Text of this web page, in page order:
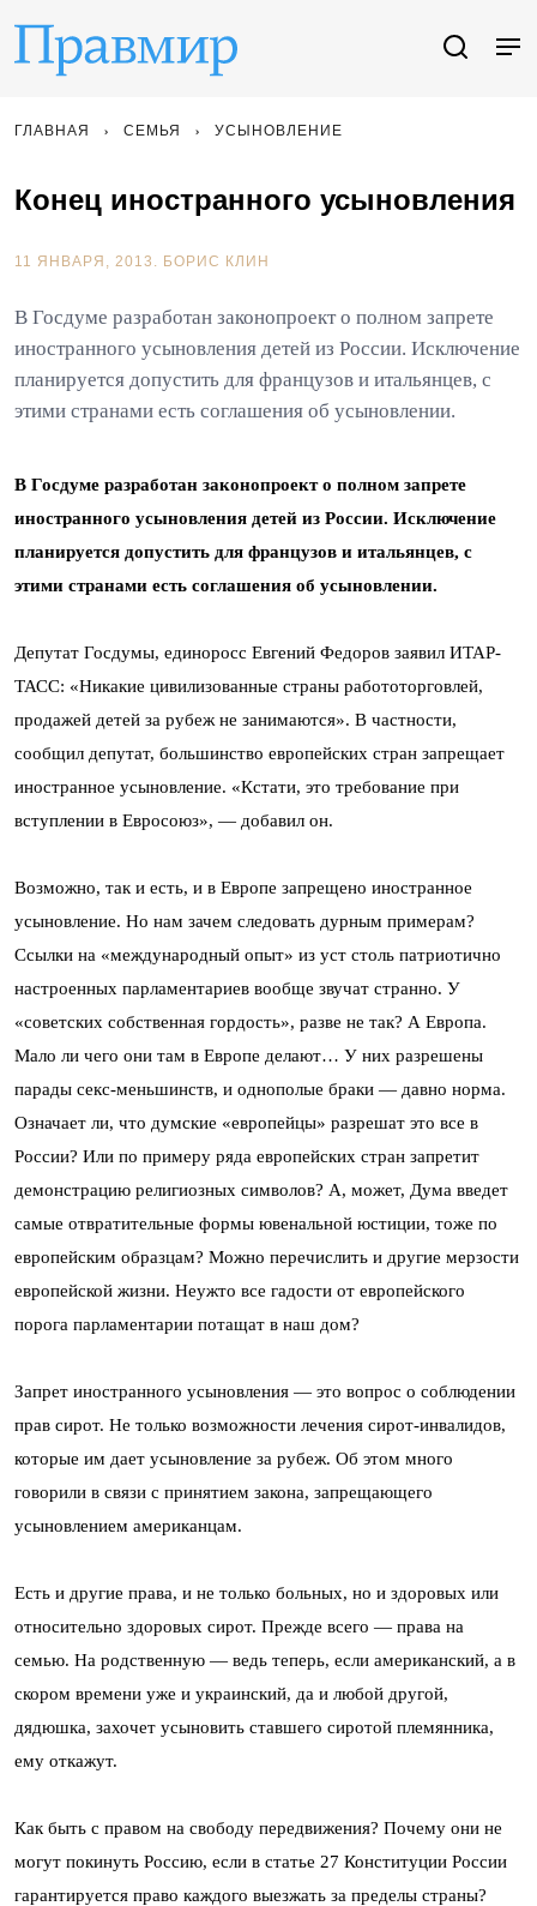
ГЛАВНАЯ СЕМЬЯ УСЫНОВЛЕНИЕ
Конец иностранного усыновления
11 ЯНВАРЯ, 2013. БОРИС КЛИН
В Госдуме разработан законопроект о полном запрете
иностранного усыновления детей из России. Исключение
планируется допустить для французов и итальянцев, с
этими странами есть соглашения об усыновлении.
В Госдуме разработан законопроект о полном запрете
иностранного усыновления детей из России. Исключение
планируется допустить для французов и итальянцев, с
этими странами есть соглашения об усыновлении.
Депутат Госдумы, единоросс Евгений Федоров заявил ИТАР-
ТАСС: «Никакие цивилизованные страны работоторговлей,
продажей детей за рубеж не занимаются». В частности,
сообщил депутат, большинство европейских стран запрещает
иностранное усыновление. «Кстати, это требование при
вступлении в Евросоюз», — добавил он.
Возможно, так и есть, и в Европе запрещено иностранное
усыновление. Но нам зачем следовать дурным примерам?
Ссылки на «международный опыт» из уст столь патриотично
настроенных парламентариев вообще звучат странно. У
«советских собственная гордость», разве не так? А Европа.
Мало ли чего они там в Европе делают… У них разрешены
парады секс-меньшинств, и однополые браки — давно норма.
Означает ли, что думские «европейцы» разрешат это все в
России? Или по примеру ряда европейских стран запретит
демонстрацию религиозных символов? А, может, Дума введет
самые отвратительные формы ювенальной юстиции, тоже по
европейским образцам? Можно перечислить и другие мерзости
европейской жизни. Неужто все гадости от европейского
порога парламентарии потащат в наш дом?
Запрет иностранного усыновления — это вопрос о соблюдении
прав сирот. Не только возможности лечения сирот-инвалидов,
которые им дает усыновление за рубеж. Об этом много
говорили в связи с принятием закона, запрещающего
усыновлением американцам.
Есть и другие права, и не только больных, но и здоровых или
относительно здоровых сирот. Прежде всего — права на
семью. На родственную — ведь теперь, если американский, а в
скором времени уже и украинский, да и любой другой,
дядюшка, захочет усыновить ставшего сиротой племянника,
ему откажут.
Как быть с правом на свободу передвижения? Почему они не
могут покинуть Россию, если в статье 27 Конституции России
гарантируется право каждого выезжать за пределы страны?